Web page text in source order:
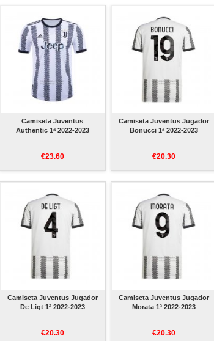
Camiseta Juventus
Authentic 1ª 2022-2023
€23.60
Camiseta Juventus Jugador
Bonucci 1ª 2022-2023
€20.30
Camiseta Juventus Jugador
De Ligt 1ª 2022-2023
€20.30
Camiseta Juventus Jugador
Morata 1ª 2022-2023
€20.30